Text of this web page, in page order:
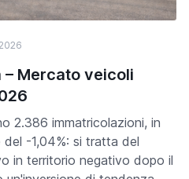
Mercato veicoli
2.386 immatricolazioni, in
-1,04%: si tratta del
in territorio negativo dopo il